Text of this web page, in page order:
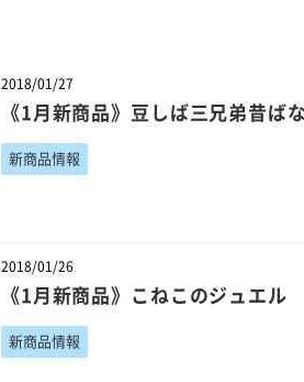
2018/01/27
《1月新商品》豆しば三兄弟昔ば
新商品情報
2018/01/26
《1月新商品》こねこのジュエル
新商品情報